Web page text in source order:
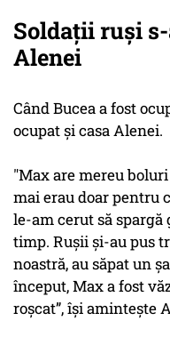
Soldații ruși
Alenei
Când Bucea a fost
ocupat și casa Alenei.
"Max are mereu
mai erau doar pentru
le-am cerut să
timp. Rușii și-au pus
noastră, au săpat un
început, Max a fost
roșcat”, își amintește